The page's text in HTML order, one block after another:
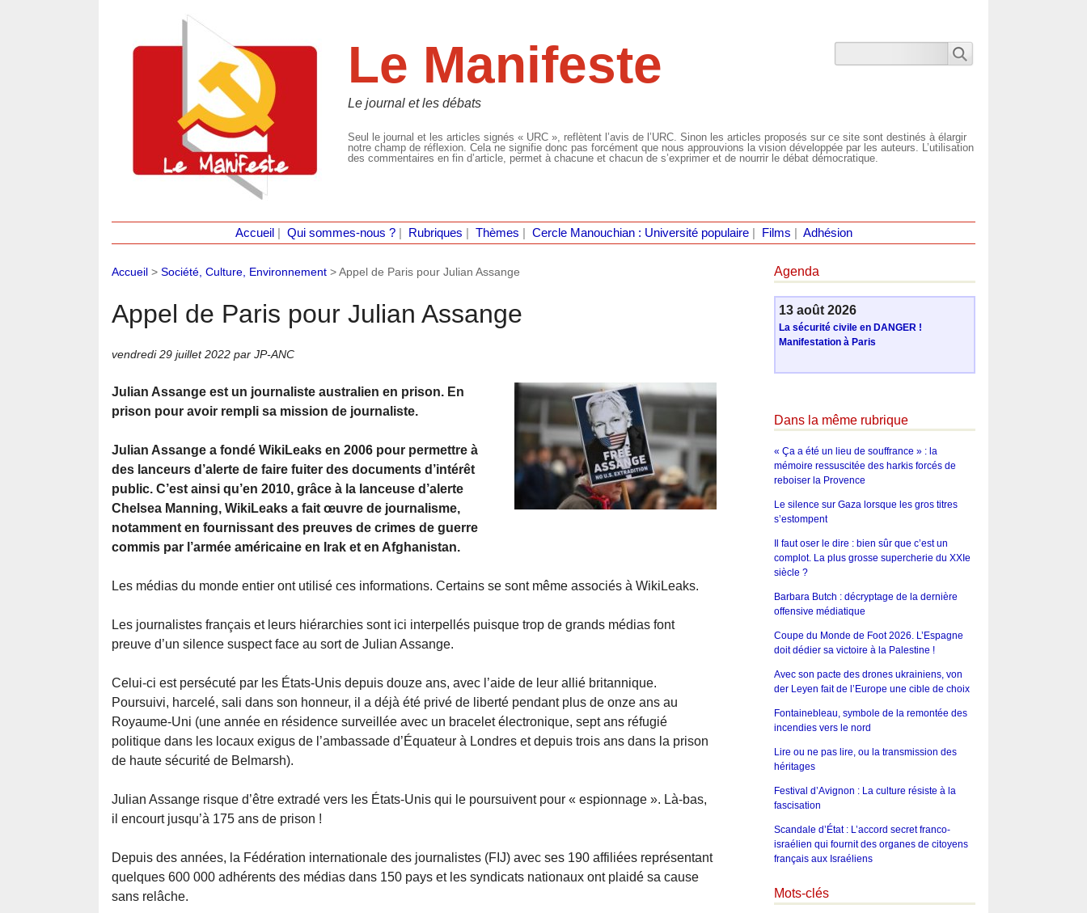
Le Manifeste
Le journal et les débats
Seul le journal et les articles signés « URC », reflètent l’avis de l’URC. Sinon les articles proposés sur ce site sont destinés à élargir
notre champ de réflexion. Cela ne signifie donc pas forcément que nous approuvions la vision développée par les auteurs. L’utilisation
des commentaires en fin d’article, permet à chacune et chacun de s’exprimer et de nourrir le débat démocratique.
Accueil Qui sommes-nous ?| Rubriques Thèmes Cercle Manouchian : Université populaire| Films Adhésion
Accueil > Société, Culture, Environnement >Appel de Paris pour Julian Assange
Appel de Paris pour Julian Assange
vendredi 29 juillet 2022 par JP-ANC
Julian Assange est un journaliste australien en prison. En
prison pour avoir rempli sa mission de journaliste.
Julian Assange a fondé WikiLeaks en 2006 pour permettre à
des lanceurs d’alerte de faire fuiter des documents d’intérêt
public. C’est ainsi qu’en 2010, grâce à la lanceuse d’alerte
Chelsea Manning, WikiLeaks a fait œuvre de journalisme,
notamment en fournissant des preuves de crimes de guerre
commis par l’armée américaine en Irak et en Afghanistan.
Les médias du monde entier ont utilisé ces informations. Certains se sont même associés à WikiLeaks.
Les journalistes français et leurs hiérarchies sont ici interpellés puisque trop de grands médias font
preuve d’un silence suspect face au sort de Julian Assange.
Celui-ci est persécuté par les États-Unis depuis douze ans, avec l’aide de leur allié britannique.
Poursuivi, harcelé, sali dans son honneur, il a déjà été privé de liberté pendant plus de onze ans au
Royaume-Uni (une année en résidence surveillée avec un bracelet électronique, sept ans réfugié
politique dans les locaux exigus de l’ambassade d’Équateur à Londres et depuis trois ans dans la prison
de haute sécurité de Belmarsh).
Julian Assange risque d’être extradé vers les États-Unis qui le poursuivent pour « espionnage ». Là-bas,
il encourt jusqu’à 175 ans de prison !
Depuis des années, la Fédération internationale des journalistes (FIJ) avec ses 190 affiliées représentant
quelques 600 000 adhérents des médias dans 150 pays et les syndicats nationaux ont plaidé sa cause
sans relâche.
Agenda
13 août 2026
La sécurité civile en DANGER !
Manifestation à Paris
Dans la même rubrique
« Ça a été un lieu de souffrance » : la
mémoire ressuscitée des harkis forcés de
reboiser la Provence
Le silence sur Gaza lorsque les gros titres
s’estompent
Il faut oser le dire : bien sûr que c’est un
complot. La plus grosse supercherie du XXIe
siècle ?
Barbara Butch : décryptage de la dernière
offensive médiatique
Coupe du Monde de Foot 2026. L’Espagne
doit dédier sa victoire à la Palestine !
Avec son pacte des drones ukrainiens, von
der Leyen fait de l’Europe une cible de choix
Fontainebleau, symbole de la remontée des
incendies vers le nord
Lire ou ne pas lire, ou la transmission des
héritages
Festival d’Avignon : La culture résiste à la
fascisation
Scandale d’État : L’accord secret franco-
israélien qui fournit des organes de citoyens
français aux Israéliens
Mots-clés